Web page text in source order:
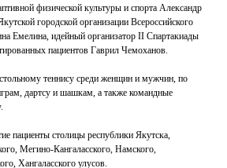
физической культуры и спорта Александр
городской организации Всероссийского
Емелина, идейный организатор II Cпартакиады
пациентов Гаврил Чемоханов.
теннису среди женщин и мужчин, по
дартсу и шашкам, а также командные
пациенты столицы республики Якутска,
Мегино-Кангаласского, Намского,
Хангаласского улусов.